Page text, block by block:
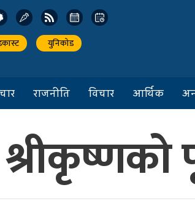
युनिकोड
राजनीति विचार आर्थिक